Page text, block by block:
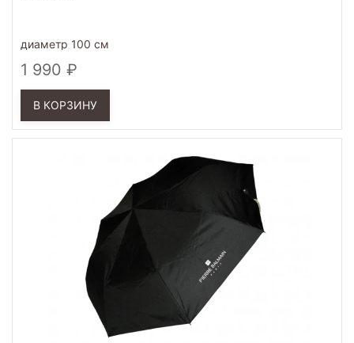
диаметр 100 см
1 990
В КОРЗИНУ